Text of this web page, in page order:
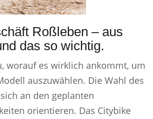
Roßleben – aus
das so wichtig.
worauf es wirklich ankommt, um
auszuwählen. Die Wahl des
an den geplanten
orientieren. Das Citybike